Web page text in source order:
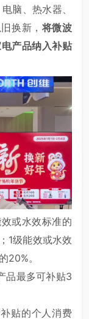
脑、热水器、
换新，将微波
产品纳入补贴
或水效标准的
1级能效或水效
20%。
品最多可补贴3
贴的个人消费